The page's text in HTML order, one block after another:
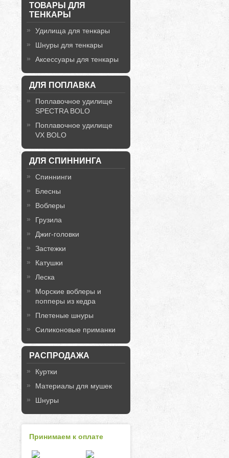
ТОВАРЫ ДЛЯ
ТЕНКАРЫ
Удилища для тенкары
Шнуры для тенкары
Аксессуары для тенкары
ДЛЯ ПОПЛАВКА
Поплавочное удилище
SPECTRA BOLO
Поплавочное удилище
VX BOLO
ДЛЯ СПИННИНГА
Спиннинги
Блесны
Воблеры
Грузила
Джиг-головки
Застежки
Катушки
Леска
Морские воблеры и
попперы из кедра
Плетеные шнуры
Силиконовые приманки
РАСПРОДАЖА
Куртки
Материалы для мушек
Шнуры
Принимаем к оплате